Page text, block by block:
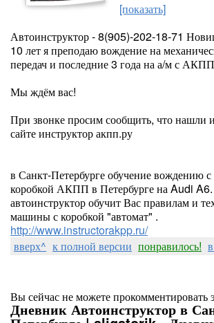
[показать]
Автоинструктор - 8(905)-202-18-71
10 лет я преподаю вождение на
передач и последние 3 года на а/м с
Мы ждём вас!
При звонке просим сообщить, что нашли
сайте инструктор акпп.ру
в Санкт-Петербурге обучение вождению с
коробкой АКПП в Петербурге на Audi
автоинструктор обучит Вас правилам и
машины с коробкой "автомат" .
http://www.instructorakpp.ru/
вверх^ к полной версии понравилось!
Вы сейчас не можете прокомментировать
Дневник Автоинструктор в